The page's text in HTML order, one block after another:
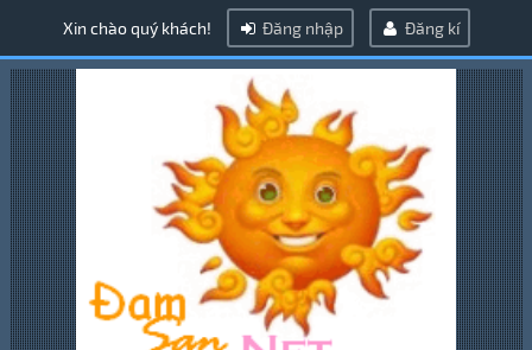
Xin chào quý khách! Đăng nhập Đăng kí